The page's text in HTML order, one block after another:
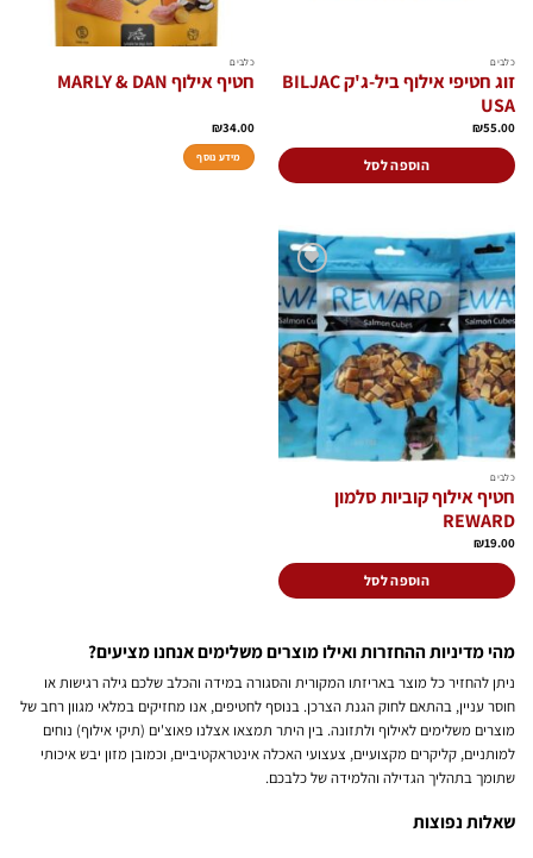
כלבים
זוג חטיפי אילוף ביל-ג'ק BILJAC
USA
₪55.00
הוספה לסל
כלבים
חטיף אילוף MARLY & DAN
₪34.00
מידע נוסף
הוסף
לרשימת
המשאלות
כלבים
חטיף אילוף קוביות סלמון
REWARD
₪19.00
הוספה לסל
מהי מדיניות ההחזרות ואילו מוצרים משלימים אנחנו מציעים?
ניתן להחזיר כל מוצר באריזתו המקורית והסגורה במידה והכלב שלכם גילה רגישות או
חוסר עניין, בהתאם לחוק הגנת הצרכן. בנוסף לחטיפים, אנו מחזיקים במלאי מגוון רחב של
מוצרים משלימים לאילוף ולתזונה. בין היתר תמצאו אצלנו פאוצ'ים (תיקי אילוף) נוחים
למותניים, קליקרים מקצועיים, צעצועי האכלה אינטראקטיביים, וכמובן מזון יבש איכותי
שתומך בתהליך הגדילה והלמידה של כלבכם.
שאלות נפוצות